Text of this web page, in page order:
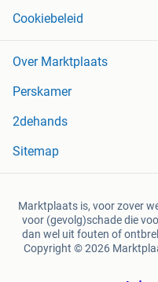
Cookiebeleid
Over Marktplaats
Perskamer
2dehands
Sitemap
Marktplaats is, voor zover
voor (gevolg)schade die
dan wel uit fouten of
Copyright © 2026